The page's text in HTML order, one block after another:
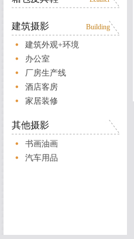
建筑摄影 Building
建筑外观+环境
办公室
厂房生产线
酒店客房
家居装修
其他摄影
书画油画
汽车用品